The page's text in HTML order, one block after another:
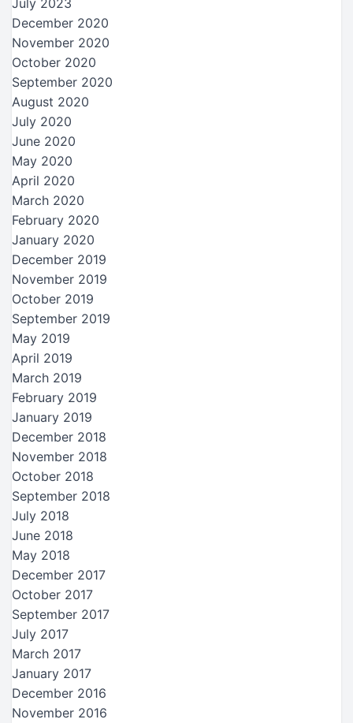
December 2020
November 2020
October 2020
September 2020
August 2020
July 2020
June 2020
May 2020
April 2020
March 2020
February 2020
January 2020
December 2019
November 2019
October 2019
September 2019
May 2019
April 2019
March 2019
February 2019
January 2019
December 2018
November 2018
October 2018
September 2018
July 2018
June 2018
May 2018
December 2017
October 2017
September 2017
July 2017
March 2017
January 2017
December 2016
November 2016